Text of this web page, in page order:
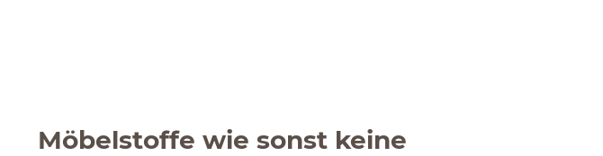
Möbelstoffe wie sonst keine